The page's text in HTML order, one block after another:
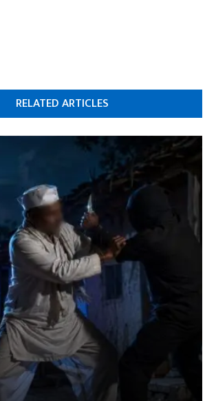
RELATED ARTICLES